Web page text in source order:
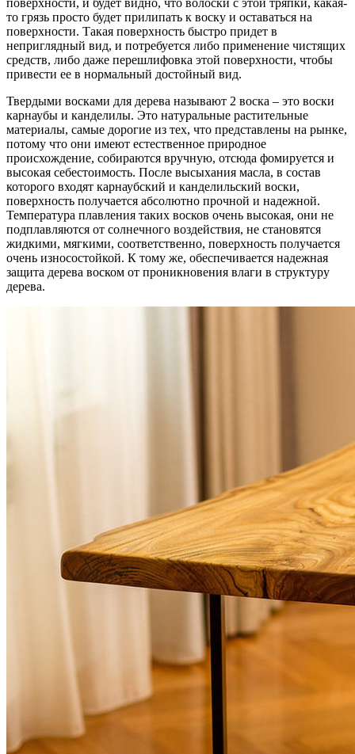
то грязь просто будет прилипать к воску и оставаться на
поверхности. Такая поверхность быстро придет в
неприглядный вид, и потребуется либо применение чистящих
средств, либо даже перешлифовка этой поверхности, чтобы
привести ее в нормальный достойный вид.
Твердыми восками для дерева называют 2 воска – это воски
карнаубы и канделилы. Это натуральные растительные
материалы, самые дорогие из тех, что представлены на рынке,
потому что они имеют естественное природное
происхождение, собираются вручную, отсюда фомируется и
высокая себестоимость. После высыхания масла, в состав
которого входят карнаубский и канделильский воски,
поверхность получается абсолютно прочной и надежной.
Температура плавления таких восков очень высокая, они не
подплавляются от солнечного воздействия, не становятся
жидкими, мягкими, соответственно, поверхность получается
очень износостойкой. К тому же, обеспечивается надежная
защита дерева воском от проникновения влаги в структуру
дерева.